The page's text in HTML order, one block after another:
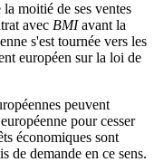
la moitié de ses ventes
avec BMIavant la
s'est tournée vers les
européen sur la loi de
peuvent
pour cesser
économiques sont
de demande en ce sens.